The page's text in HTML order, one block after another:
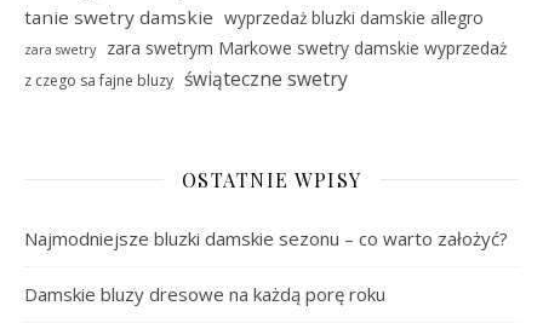
tanie swetry damskie wyprzedaż bluzki damskie allegro
zara swetry zara swetrym Markowe swetry damskie wyprzedaż
z czego sa fajne bluzy świąteczne swetry
OSTATNIE WPISY
Najmodniejsze bluzki damskie sezonu – co warto założyć?
Damskie bluzy dresowe na każdą porę roku